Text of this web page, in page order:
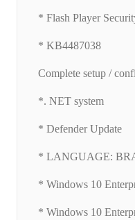
* Flash Player
* KB4487038
Complete setup /
*. NET system
* Defender Update
* LANGUAGE:
* Windows 10
* Windows 10